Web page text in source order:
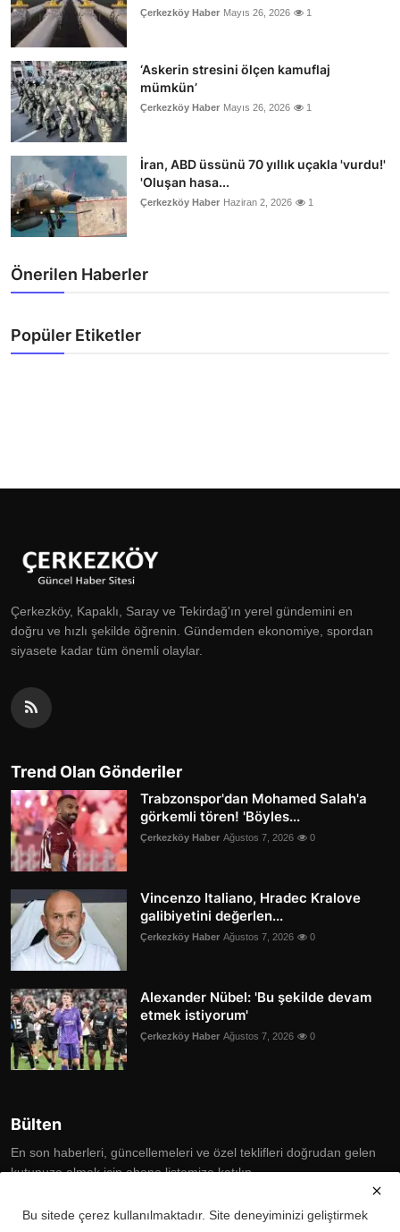
Çerkezköy Haber Mayıs 26, 2026 1
‘Askerin stresini ölçen kamuflaj
mümkün’
Çerkezköy Haber Mayıs 26, 2026 1
İran, ABD üssünü 70 yıllık uçakla 'vurdu!'
'Oluşan hasa...
Çerkezköy Haber Haziran 2, 2026 1
Önerilen Haberler
Popüler Etiketler
Çerkezköy, Kapaklı, Saray ve Tekirdağ'ın yerel gündemini en
doğru ve hızlı şekilde öğrenin. Gündemden ekonomiye, spordan
siyasete kadar tüm önemli olaylar.
Trend Olan Gönderiler
Trabzonspor'dan Mohamed Salah'a
görkemli tören! 'Böyles...
Çerkezköy Haber Ağustos 7, 2026 0
Vincenzo Italiano, Hradec Kralove
galibiyetini değerlen...
Çerkezköy Haber Ağustos 7, 2026 0
Alexander Nübel: 'Bu şekilde devam
etmek istiyorum'
Çerkezköy Haber Ağustos 7, 2026 0
Bülten
En son haberleri, güncellemeleri ve özel teklifleri doğrudan gelen
kutunuza almak için abone listemize katılın
Subscribe
Bu sitede çerez kullanılmaktadır. Site deneyiminizi geliştirmek